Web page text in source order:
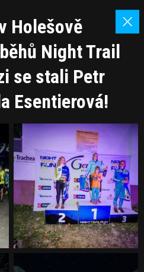
Holešově
Night Trail
se stali Petr
Esentierová!